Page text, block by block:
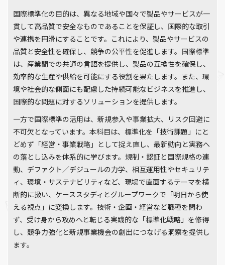
国際標準化の目的は、異なる地域や国々で製品やサービスが一
貫して高品質で安全なものであることを保証し、国際的な取引
や連携を円滑にすることです。これにより、製品やサービスの
品質と安全性を確保し、競争の公平性を促進します。国際標準
は、産業間での共通の言語を提供し、製品の互換性を確保し、
効率的な生産や供給を可能にする役割を果たします。また、環
境や社会的な側面にも配慮した持続可能なビジネスを推進し、
国際的な問題に対するソリューションを提供します。
一方で国際標準の活用は、新規参入や事業拡大、リスク回避に
不可欠となっています。本科目は、標準化を「技術課題」にと
どめず「経営・事業戦略」として捉え直し、最新動向と実務へ
の落とし込みを体系的に学びます。規制・認証と国際規格の連
動、デファクト／デジュールの力学、相互運用性やセキュリテ
ィ、環境・サステナビリティなど、現場で直面するテーマを横
断的に扱い、ケーススタディとグループワークで「明日から使
える視点」に変換します。技術・企画・経営など職種を問わ
ず、受け身から攻めへと転じる実践的な「標準化戦略」を修得
し、競争力強化と新規事業機会の創出につなげる洞察を提供し
ます。